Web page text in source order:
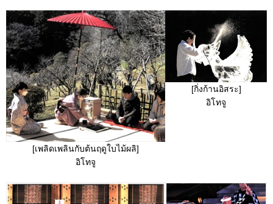
[เพลิดเพลินกับต้นฤดูใบไม้ผลิ]
อิโทจู
[กิ่งก้านอิสระ]
อิโทจู